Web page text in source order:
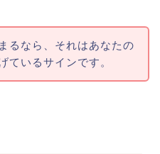
るなら、それはあなたの
ているサインです。